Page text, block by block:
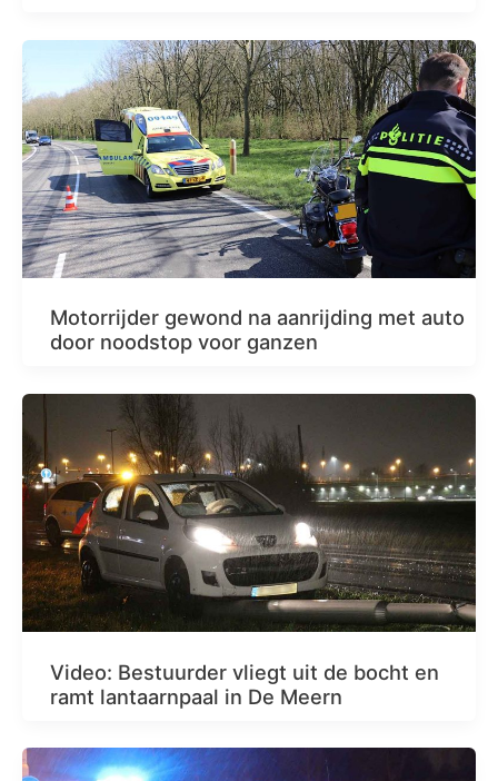
Motorrijder gewond na aanrijding met auto
door noodstop voor ganzen
Video: Bestuurder vliegt uit de bocht en
ramt lantaarnpaal in De Meern